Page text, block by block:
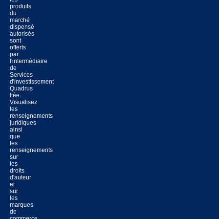
produits
du
marché
dispensé
autorisés
sont
offerts
par
l'intermédiaire
de
Services
d'investissement
Quadrus
ltée.
Visualisez
les
renseignements
juridiques
ainsi
que
les
renseignements
sur
les
droits
d'auteur
et
sur
les
marques
de